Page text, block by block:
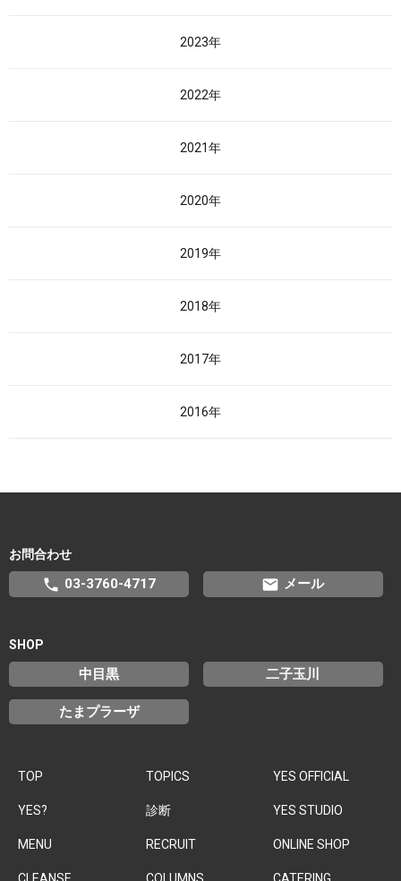
2023年
2022年
2021年
2020年
2019年
2018年
2017年
2016年
TOP
YES?
MENU
CLEANSE
TOPICS
診断
RECRUIT
COLUMNS
YES OFFICIAL
YES STUDIO
ONLINE SHOP
CATERING
お問合わせ
phone 03-3760-4717 email メール
SHOP
中目黒 二子玉川
たまプラーザ